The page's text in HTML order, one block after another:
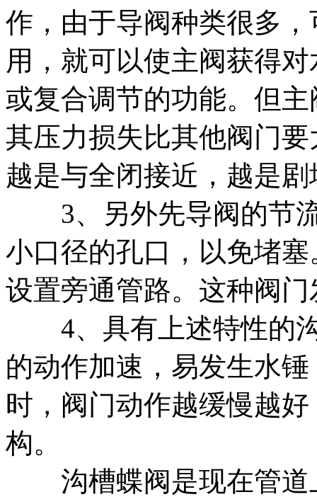
作，由于导阀种类很多
用，就可以使主阀获得
或复合调节的功能。但
其压力损失比其他阀门
越是与全闭接近，越是
3、另外先导阀的节流
小口径的孔口，以免堵
设置旁通管路。这种阀
4、具有上述特性的沟
的动作加速，易发生水
时，阀门动作越缓慢越
构。
沟槽蝶阀是现在管道